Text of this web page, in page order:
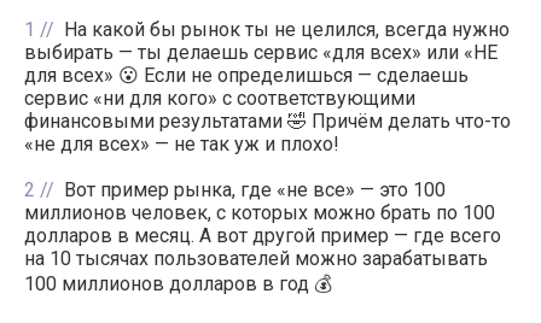
1
На какой бы рынок ты не целился, всегда нужно
выбирать — ты делаешь сервис «для всех» или «НЕ
для всех» 😮 Если не определишься — сделаешь
сервис «ни для кого» с соответствующими
финансовыми результатами 🤣 Причём делать что-то
«не для всех» — не так уж и плохо!
2
Вот пример рынка, где «не все» — это 100
миллионов человек, с которых можно брать по 100
долларов в месяц. А вот другой пример — где всего
на 10 тысячах пользователей можно зарабатывать
100 миллионов долларов в год 💰